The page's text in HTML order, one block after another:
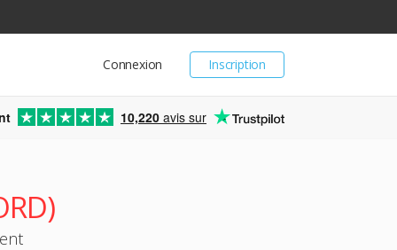
Inscription
Connexion
10,220 avis sur